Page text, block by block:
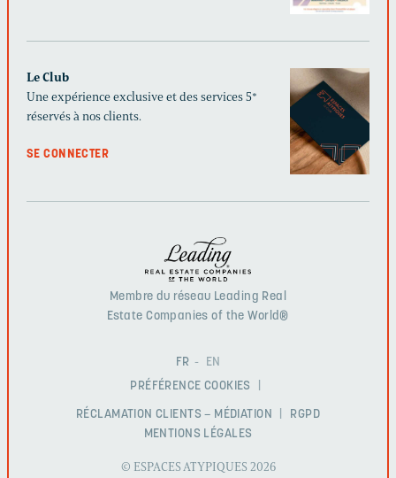
Le Club
Une expérience exclusive et des services 5*
réservés à nos clients.
SE CONNECTER
Membre du réseau Leading Real
Estate Companies of the World®
FR
EN
PRÉFÉRENCE COOKIES
RÉCLAMATION CLIENTS – MÉDIATION
RGPD
MENTIONS LÉGALES
© ESPACES ATYPIQUES 2026